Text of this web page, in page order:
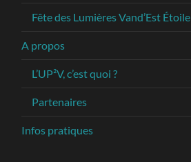
Fête des Lumières Vand’Est Étoile
A propos
L’UP²V, c’est quoi ?
Partenaires
Infos pratiques